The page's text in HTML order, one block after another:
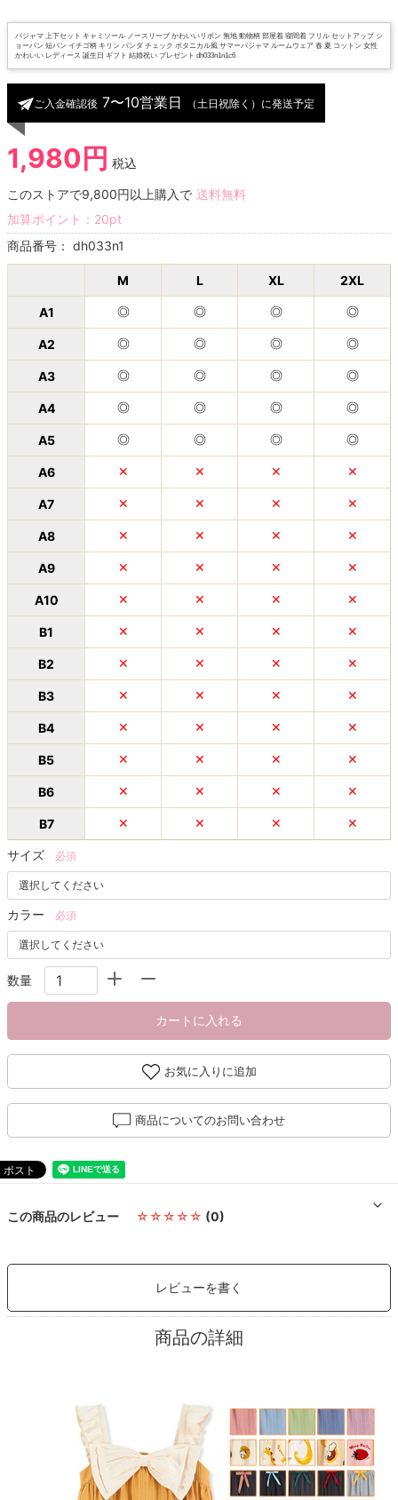
パジャマ 上下セット キャミソール ノースリーブ かわいいリボン 無地 動物柄 部屋着 寝間着 フリル セットアップ シ
ョーパン 短パン イチゴ柄 キリン パンダ チェック ボタニカル風 サマーパジャマ ルームウェア 春 夏 コットン 女性
かわいい レディース 誕生日 ギフト 結婚祝い プレゼント dh033n1n1c6
ご入金確認後 7〜10営業日 （土日祝除く）に発送予定
1,980円 税込
このストアで9,800円以上購入で 送料無料
加算ポイント： 20pt
商品番号： dh033n1
M L XL 2XL
A1 ◎ ◎ ◎ ◎
A2 ◎ ◎ ◎ ◎
A3 ◎ ◎ ◎ ◎
A4 ◎ ◎ ◎ ◎
A5 ◎ ◎ ◎ ◎
A6 ✕ ✕ ✕ ✕
A7 ✕ ✕ ✕ ✕
A8 ✕ ✕ ✕ ✕
A9 ✕ ✕ ✕ ✕
A10 ✕ ✕ ✕ ✕
B1 ✕ ✕ ✕ ✕
B2 ✕ ✕ ✕ ✕
B3 ✕ ✕ ✕ ✕
B4 ✕ ✕ ✕ ✕
B5 ✕ ✕ ✕ ✕
B6 ✕ ✕ ✕ ✕
B7 ✕ ✕ ✕ ✕
サイズ 必須
カラー 必須
数量
カートに入れる
お気に入りに追加
商品についてのお問い合わせ
この商品のレビュー ☆☆☆☆☆ (0)
レビューを書く
商品の詳細